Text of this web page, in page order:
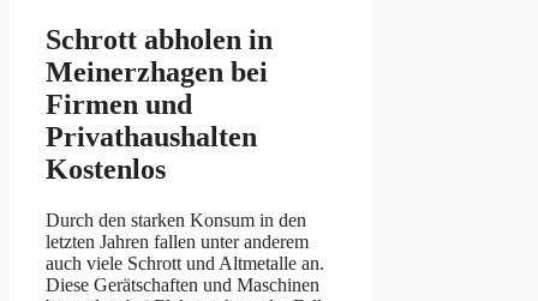
Schrott abholen in
Meinerzhagen bei
Firmen und
Privathaushalten
Kostenlos
Durch den starken Konsum in den
letzten Jahren fallen unter anderem
auch viele Schrott und Altmetalle an.
Diese Gerätschaften und Maschinen